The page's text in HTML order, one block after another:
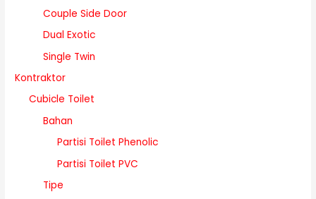
Couple Side Door
Dual Exotic
Single Twin
Kontraktor
Cubicle Toilet
Bahan
Partisi Toilet Phenolic
Partisi Toilet PVC
Tipe